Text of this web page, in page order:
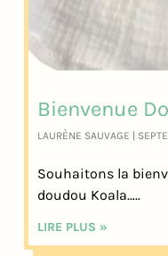
Bienvenue
LAURÈNE SAUVAGE
Souhaitons la
doudou Koala…..
LIRE PLUS »